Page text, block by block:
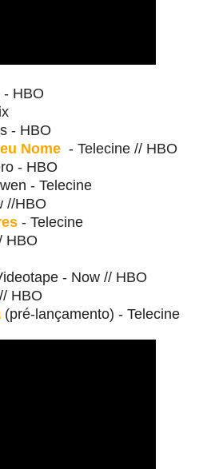
- HBO
- HBO
Nome - Telecine // HBO
- HBO
- Telecine
//HBO
- Telecine
HBO
- Now // HBO
HBO
(pré-lançamento) - Telecine